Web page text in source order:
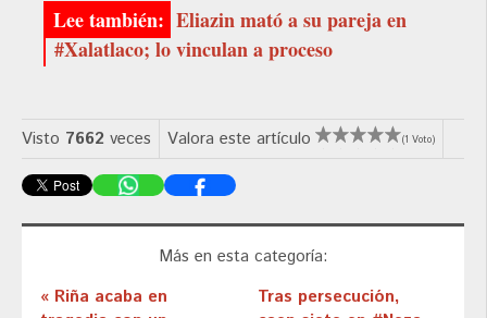
Eliazin mató a su pareja en
#Xalatlaco; lo vinculan a proceso
Visto 7662 veces Valora este artículo (1 Voto)
Más en esta categoría:
« Riña acaba en
Tras persecución,